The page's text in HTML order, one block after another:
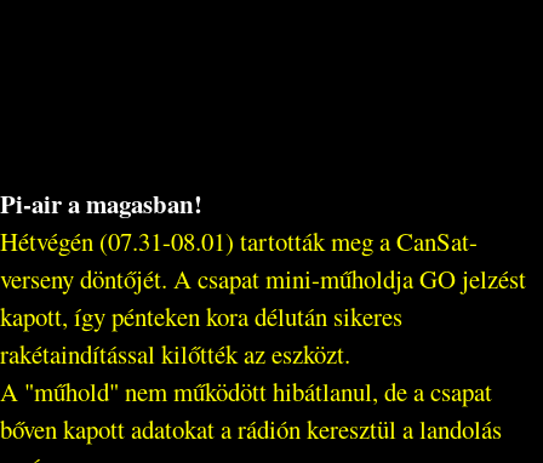
Pi-air a magasban!
Hétvégén (07.31-08.01) tartották meg a CanSat-
verseny döntőjét. A csapat mini-műholdja GO jelzést
kapott, így pénteken kora délután sikeres
rakétaindítással kilőtték az eszközt.
A "műhold" nem működött hibátlanul, de a csapat
bőven kapott adatokat a rádión keresztül a landolás